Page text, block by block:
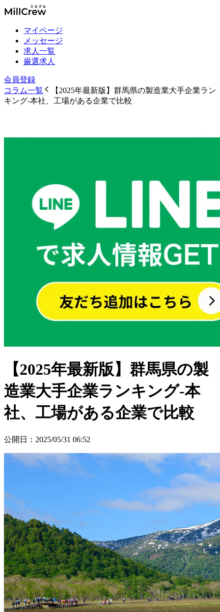
マイページ
メッセージ
求人一覧
厳選求人
会員登録
コラム一覧
【2025年最新版】群馬県の製造業大手企業ラン
キング-本社、工場がある企業で比較
【2025年最新版】群馬県の製
造業大手企業ランキング-本
社、工場がある企業で比較
公開日 ： 2025/05/31 06:52